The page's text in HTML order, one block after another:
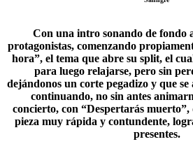
Con una intro sonando de fondo
protagonistas, comenzando
hora”, el tema que abre su split, el
para luego relajarse, pero sin
dejándonos un corte pegadizo y que
continuando, no sin antes
concierto, con “Despertarás muerto”,
pieza muy rápida y contundente,
presentes.